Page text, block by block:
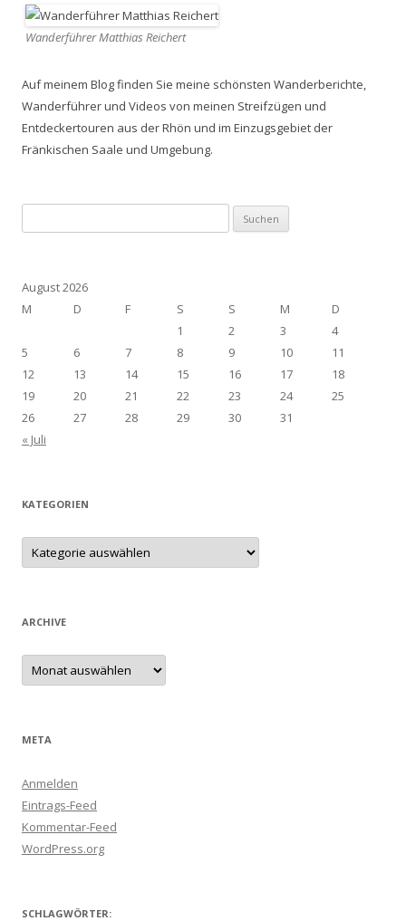
Wanderführer Matthias Reichert
Auf meinem Blog finden Sie meine schönsten Wanderberichte,
Wanderführer und Videos von meinen Streifzügen und
Entdeckertouren aus der Rhön und im Einzugsgebiet der
Fränkischen Saale und Umgebung.
nach:
August 2026
M
D F S S M
D
1
2 3
4
5
6 7 8 9 10
11
12
13 14 15 16 17
18
19
20 21 22 23 24
25
26
27 28 29 30
31
« Juli
KATEGORIEN
Kategorien
ARCHIVE
Archive
META
Anmelden
Eintrags-Feed
Kommentar-Feed
WordPress.org
SCHLAGWÖRTER: